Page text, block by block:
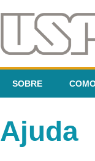
SOBRE
Ajuda